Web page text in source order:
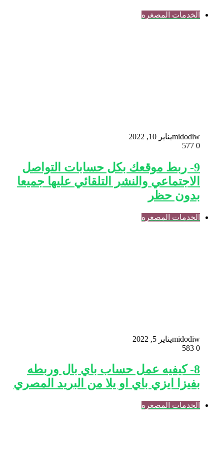
الخدمات المصغره
midodiwيناير 10, 2022
0
9- ربط موقعك بكل حسابات التواصل
الاجتماعي والنشر التلقائي عليها جميعا
بدون حظر
الخدمات المصغره
midodiwيناير 5, 2022
0
8- كيفيه عمل حساب باي بال وربطه
بفيزا ايزي باي او يلا من البريد المصري
الخدمات المصغره